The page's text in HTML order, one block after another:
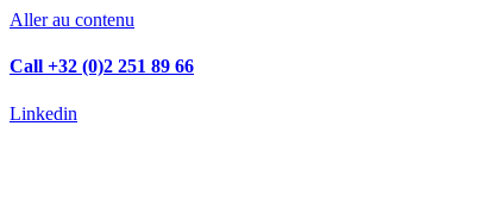
Aller au contenu
Call +32 (0)2 251 89 66
Linkedin